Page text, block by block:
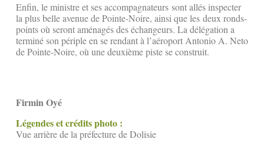
Enfin, le ministre et ses accompagnateurs sont allés inspecter
la plus belle avenue de Pointe-Noire, ainsi que les deux ronds-
points où seront aménagés des échangeurs. La délégation a
terminé son périple en se rendant à l’aéroport Antonio A. Neto
de Pointe-Noire, où une deuxième piste se construit.
Firmin Oyé
Légendes et crédits photo :
Vue arrière de la préfecture de Dolisie